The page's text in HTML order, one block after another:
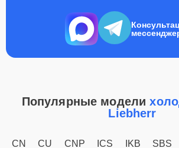
Популярные модели
Liebherr
CN CU CNP ICS IKB SBS